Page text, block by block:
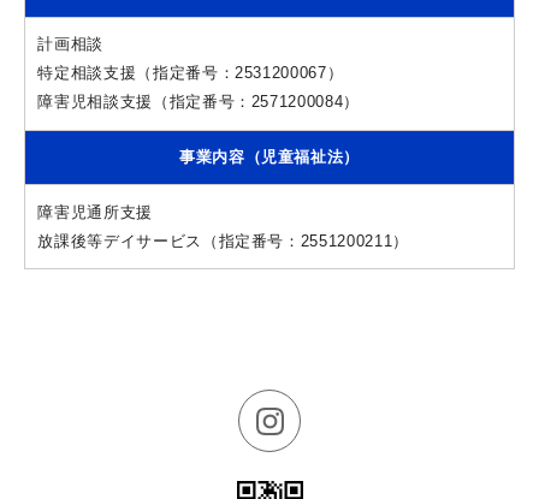
計画相談
特定相談支援（指定番号：2531200067）
障害児相談支援（指定番号：2571200084）
事業内容（児童福祉法）
障害児通所支援
放課後等デイサービス（指定番号：2551200211）